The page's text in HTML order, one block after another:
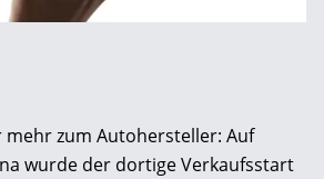
zum Autohersteller: Auf
wurde der dortige Verkaufsstart